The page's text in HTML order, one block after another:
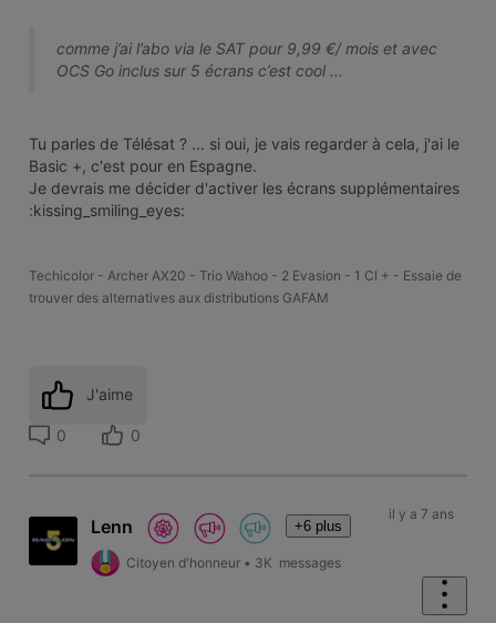
comme j’ai l’abo via le SAT pour 9,99 €/ mois et avec
OCS Go inclus sur 5 écrans c’est cool ...
Tu parles de Télésat ? ... si oui, je vais regarder à cela, j'ai le
Basic +, c'est pour en Espagne.
Je devrais me décider d'activer les écrans supplémentaires
:kissing_smiling_eyes:
Techicolor - Archer AX20 - Trio Wahoo - 2 Evasion - 1 CI + - Essaie de
trouver des alternatives aux distributions GAFAM
J'aime
0 0
Lenn +6 plus
Citoyen d'honneur • 3K messages
il y a 7 ans